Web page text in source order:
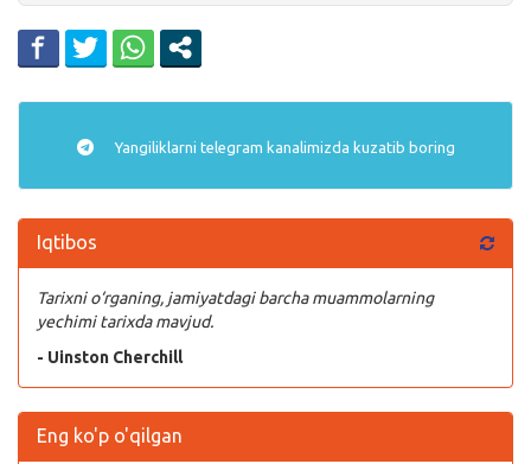
Yangiliklarni telegram kanalimizda kuzatib boring
Iqtibos
Tarixni o‘rganing, jamiyatdagi barcha muammolarning
yechimi tarixda mavjud.
- Uinston Cherchill
Eng ko'p o'qilgan